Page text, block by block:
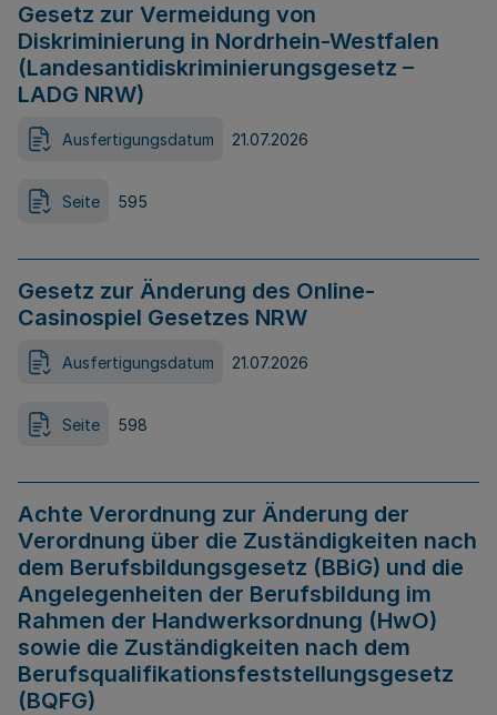
Gesetz zur Vermeidung von
Diskriminierung in Nordrhein-Westfalen
(Landesantidiskriminierungsgesetz –
LADG NRW)
Ausfertigungsdatum 21.07.2026
Seite 595
Gesetz zur Änderung des Online-
Casinospiel Gesetzes NRW
Ausfertigungsdatum 21.07.2026
Seite 598
Achte Verordnung zur Änderung der
Verordnung über die Zuständigkeiten nach
dem Berufsbildungsgesetz (BBiG) und die
Angelegenheiten der Berufsbildung im
Rahmen der Handwerksordnung (HwO)
sowie die Zuständigkeiten nach dem
Berufsqualifikationsfeststellungsgesetz
(BQFG)